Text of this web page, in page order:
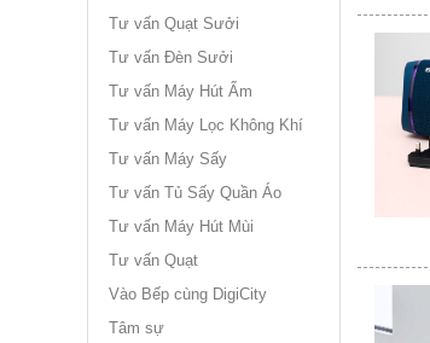
Tư vấn Quạt Sưởi
Tư vấn Đèn Sưởi
Tư vấn Máy Hút Ẩm
Tư vấn Máy Lọc Không Khí
Tư vấn Máy Sấy
Tư vấn Tủ Sấy Quần Áo
Tư vấn Máy Hút Mùi
Tư vấn Quạt
Vào Bếp cùng DigiCity
Tâm sự